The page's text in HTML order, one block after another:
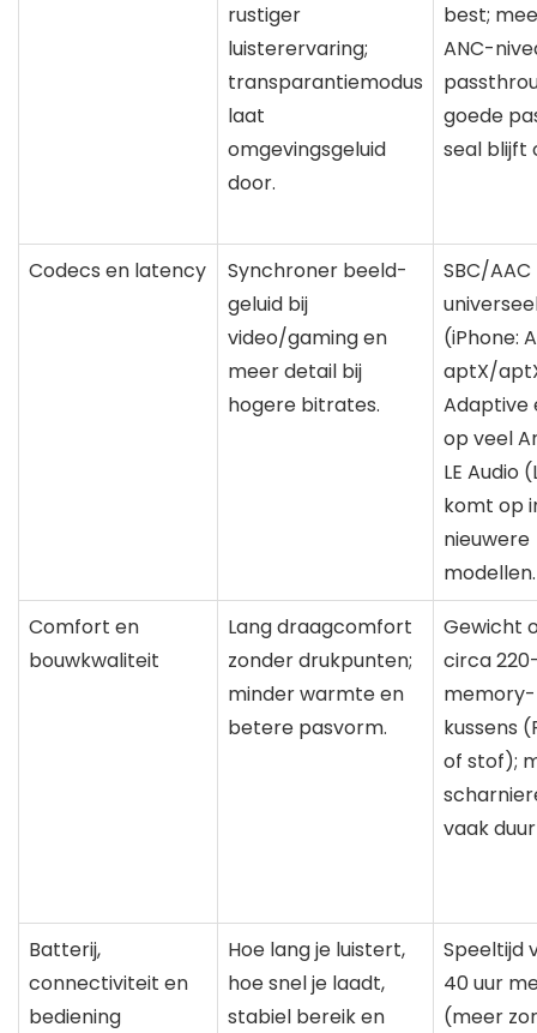
rustiger
luisterervaring;
transparantiemodus
laat
omgevingsgeluid
door.
best;
ANC-
goede
seal blijft
Codecs en latency
Synchroner beeld-
geluid bij
video/gaming en
meer detail bij
hogere bitrates.
SBC/AAC
(iPhone:
aptX/
Adaptive
op veel
LE Audio
komt op
nieuwere
modellen.
Comfort en
bouwkwaliteit
Lang draagcomfort
zonder drukpunten;
minder warmte en
betere pasvorm.
Gewicht
circa
kussens
of stof);
vaak
Batterij,
connectiviteit en
bediening
Hoe lang je luistert,
hoe snel je laadt,
stabiel bereik en
Speeltijd
40 uur
(meer